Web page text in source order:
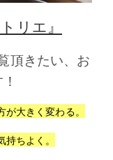
リエ』
頂きたい、お
大きく変わる。
ちよく。